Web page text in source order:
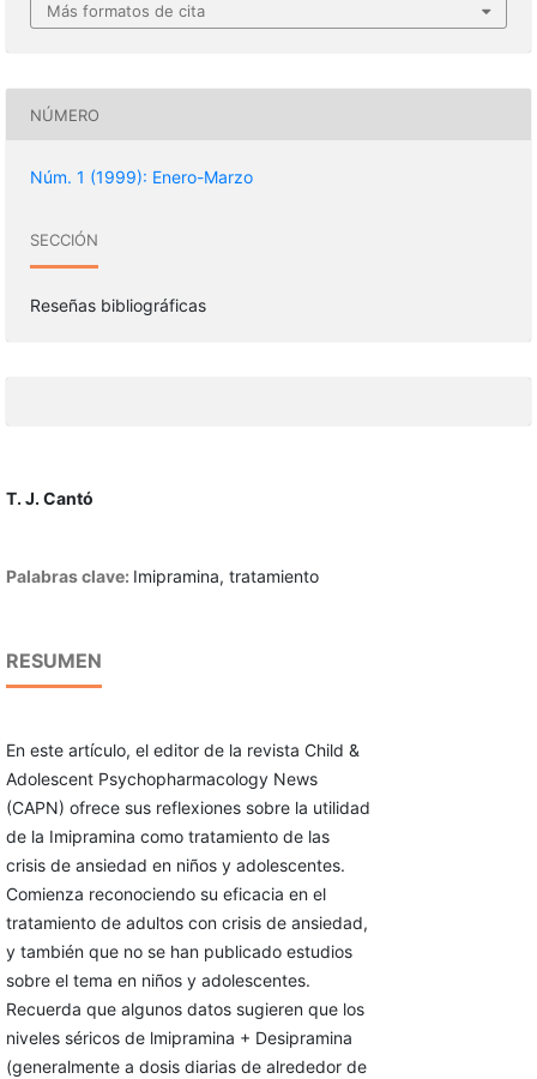
Más formatos de cita
NÚMERO
Núm. 1 (1999): Enero-Marzo
SECCIÓN
Reseñas bibliográficas
T. J. Cantó
Palabras clave: Imipramina, tratamiento
RESUMEN
En este artículo, el editor de la revista Child &
Adolescent Psychopharmacology News
(CAPN) ofrece sus reflexiones sobre la utilidad
de la Imipramina como tratamiento de las
crisis de ansiedad en niños y adolescentes.
Comienza reconociendo su eficacia en el
tratamiento de adultos con crisis de ansiedad,
y también que no se han publicado estudios
sobre el tema en niños y adolescentes.
Recuerda que algunos datos sugieren que los
niveles séricos de lmipramina + Desipramina
(generalmente a dosis diarias de alrededor de